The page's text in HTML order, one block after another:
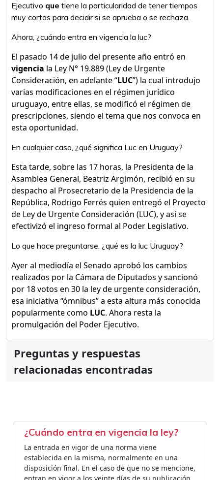
Ejecutivo que tiene la particularidad de tener tiempos
muy cortos para decidir si se aprueba o se rechaza.
Ahora, ¿cuándo entra en vigencia la luc?
El pasado 14 de julio del presente año entró en
vigencia la Ley N° 19.889 (Ley de Urgente
Consideración, en adelante “LUC”) la cual introdujo
varias modificaciones en el régimen jurídico
uruguayo, entre ellas, se modificó el régimen de
prescripciones, siendo el tema que nos convoca en
esta oportunidad.
En cualquier caso, ¿qué significa Luc en Uruguay?
Esta tarde, sobre las 17 horas, la Presidenta de la
Asamblea General, Beatriz Argimón, recibió en su
despacho al Prosecretario de la Presidencia de la
República, Rodrigo Ferrés quien entregó el Proyecto
de Ley de Urgente Consideración (LUC), y así se
efectivizó el ingreso formal al Poder Legislativo.
Lo que hace preguntarse, ¿qué es la luc Uruguay?
Ayer al mediodía el Senado aprobó los cambios
realizados por la Cámara de Diputados y sancionó
por 18 votos en 30 la ley de urgente consideración,
esa iniciativa “ómnibus” a esta altura más conocida
popularmente como LUC. Ahora resta la
promulgación del Poder Ejecutivo.
Preguntas y respuestas
relacionadas encontradas
¿Cuándo entra en vigencia la ley?
La entrada en vigor de una norma viene
establecida en la misma, normalmente en una
disposición final. En el caso de que no se mencione,